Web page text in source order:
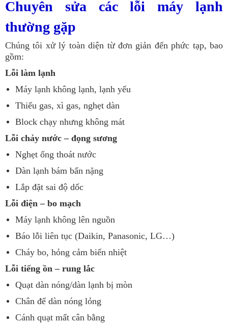
Chuyên sửa các lỗi máy lạnh
thường gặp
Chúng tôi xử lý toàn diện từ đơn giản đến phức tạp, bao
gồm:
Lỗi làm lạnh
Máy lạnh không lạnh, lạnh yếu
Thiếu gas, xì gas, nghẹt dàn
Block chạy nhưng không mát
Lỗi chảy nước – đọng sương
Nghẹt ống thoát nước
Dàn lạnh bám bẩn nặng
Lắp đặt sai độ dốc
Lỗi điện – bo mạch
Máy lạnh không lên nguồn
Báo lỗi liên tục (Daikin, Panasonic, LG…)
Cháy bo, hỏng cảm biến nhiệt
Lỗi tiếng ồn – rung lắc
Quạt dàn nóng/dàn lạnh bị mòn
Chân đế dàn nóng lỏng
Cánh quạt mất cân bằng